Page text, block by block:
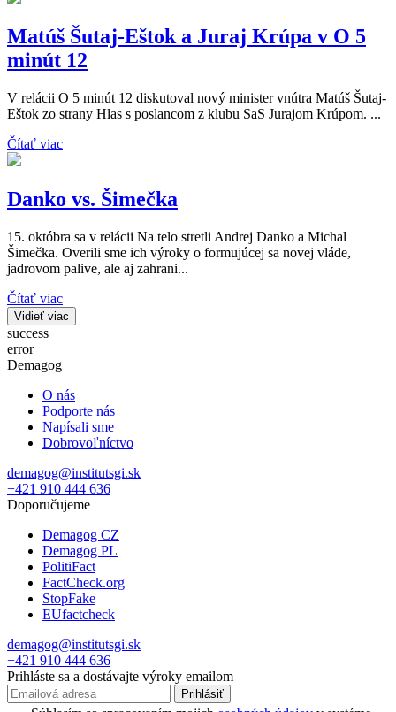
Matúš Šutaj-Eštok a Juraj Krúpa v O 5
minút 12
V relácii O 5 minút 12 diskutoval nový minister vnútra Matúš Šutaj-
Eštok zo strany Hlas s poslancom z klubu SaS Jurajom Krúpom. ...
Čítať viac
Danko vs. Šimečka
15. októbra sa v relácii Na telo stretli Andrej Danko a Michal
Šimečka. Overili sme ich výroky o formujúcej sa novej vláde,
jadrovom palive, ale aj zahrani...
Čítať viac
Vidieť viac
success
error
Demagog
O nás
Podporte nás
Napísali sme
Dobrovoľníctvo
demagog@institutsgi.sk
+421 910 444 636
Doporučujeme
Demagog CZ
Demagog PL
PolitiFact
FactCheck.org
StopFake
EUfactcheck
demagog@institutsgi.sk
+421 910 444 636
Prihláste sa a dostávajte výroky emailom
Prihlásiť